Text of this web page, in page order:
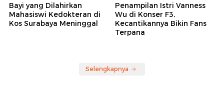
Bayi yang Dilahirkan
Mahasiswi Kedokteran di
Kos Surabaya Meninggal
Penampilan Istri Vanness
Wu di Konser F3,
Kecantikannya Bikin Fans
Terpana
Selengkapnya